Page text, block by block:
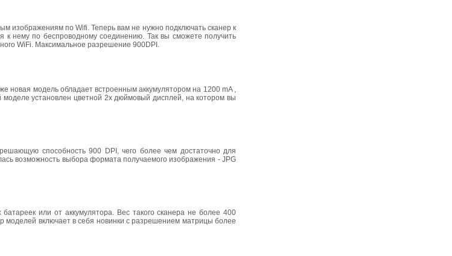
изображениям по Wifi. Теперь вам не нужно подключать сканер к
к нему по беспроводному соединению. Так вы сможете получить
WiFi. Максимальное разрешение 900DPI.
новая модель обладает встроенным аккумулятором на 1200 mA ,
установлен цветной 2х дюймовый дисплей, на котором вы
способность 900 DPI, чего более чем достаточно для
возможность выбора формата получаемого изображения - JPG
или от аккумулятора. Вес такого сканера не более 400
включает в себя новинки с разрешением матрицы более